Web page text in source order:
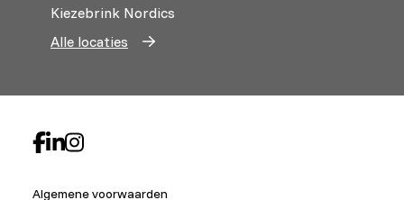
Kiezebrink Nordics
Alle locaties
Algemene voorwaarden